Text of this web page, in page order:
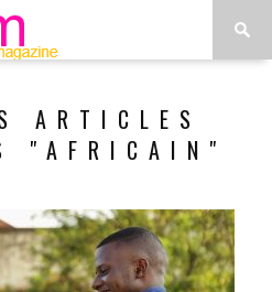
ARTICLES
"AFRICAIN"